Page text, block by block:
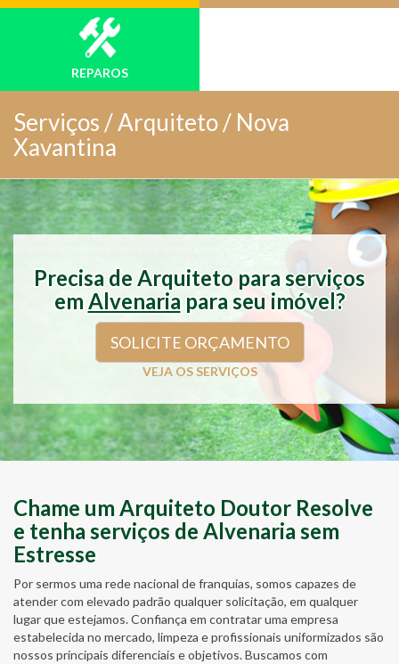
REPAROS
Serviços /Arquiteto / Nova
Xavantina
Precisa de Arquiteto para serviços
em Alvenaria para seu imóvel?
SOLICITE ORÇAMENTO
VEJA OS SERVIÇOS
Chame um Arquiteto Doutor Resolve
e tenha serviços de Alvenaria sem
Estresse
Por sermos uma rede nacional de franquias, somos capazes de
atender com elevado padrão qualquer solicitação, em qualquer
lugar que estejamos. Confiança em contratar uma empresa
estabelecida no mercado, limpeza e profissionais uniformizados são
nossos principais diferenciais e objetivos. Buscamos com